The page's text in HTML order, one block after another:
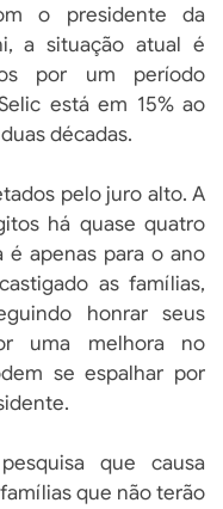
o presidente da
a situação atual é
por um período
está em 15% ao
décadas.
pelo juro alto. A
há quase quatro
é apenas para o ano
as famílias,
honrar seus
uma melhora no
se espalhar por
que causa
que não terão